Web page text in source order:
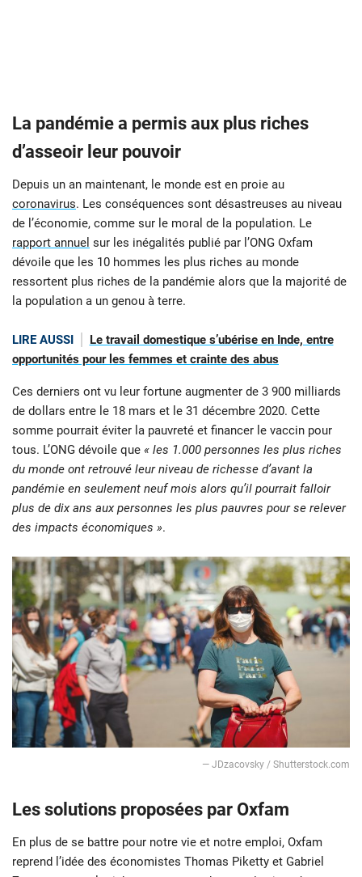
La pandémie a permis aux plus riches
d’asseoir leur pouvoir
Depuis un an maintenant, le monde est en proie au
coronavirus. Les conséquences sont désastreuses au niveau
de l’économie, comme sur le moral de la population. Le
rapport annuel sur les inégalités publié par l’ONG Oxfam
dévoile que les 10 hommes les plus riches au monde
ressortent plus riches de la pandémie alors que la majorité de
la population a un genou à terre.
LIRE AUSSI
Le travail domestique s’ubérise en Inde, entre
opportunités pour les femmes et crainte des abus
Ces derniers ont vu leur fortune augmenter de 3 900 milliards
de dollars entre le 18 mars et le 31 décembre 2020. Cette
somme pourrait éviter la pauvreté et financer le vaccin pour
tous. L’ONG dévoile que « les 1.000 personnes les plus riches
du monde ont retrouvé leur niveau de richesse d’avant la
pandémie en seulement neuf mois alors qu’il pourrait falloir
plus de dix ans aux personnes les plus pauvres pour se relever
des impacts économiques ».
— JDzacovsky / Shutterstock.com
Les solutions proposées par Oxfam
En plus de se battre pour notre vie et notre emploi, Oxfam
reprend l’idée des économistes Thomas Piketty et Gabriel